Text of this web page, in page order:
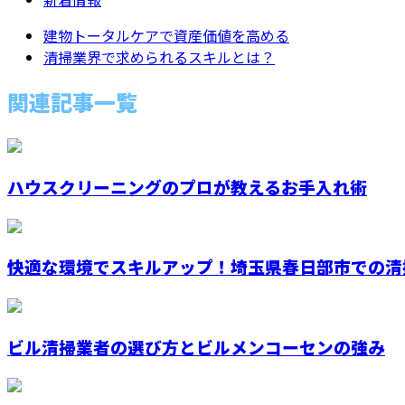
建物トータルケアで資産価値を高める
清掃業界で求められるスキルとは？
関連記事一覧
ハウスクリーニングのプロが教えるお手入れ術
快適な環境でスキルアップ！埼玉県春日部市での
ビル清掃業者の選び方とビルメンコーセンの強み